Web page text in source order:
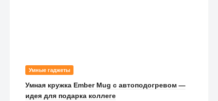
Умные гаджеты
Умная кружка Ember Mug с автоподогревом —
идея для подарка коллеге